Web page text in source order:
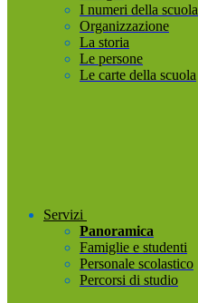
I numeri della scuola
Organizzazione
La storia
Le persone
Le carte della scuola
Servizi
Panoramica
Famiglie e studenti
Personale scolastico
Percorsi di studio